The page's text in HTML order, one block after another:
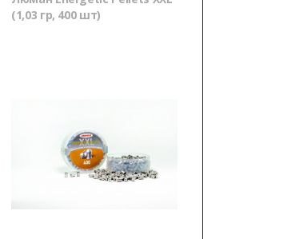
(1,03 гр, 400 шт)